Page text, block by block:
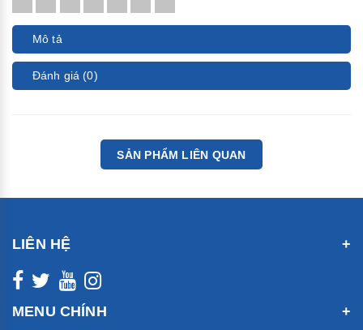
Mô tả
Đánh giá (0)
SẢN PHẨM LIÊN QUAN
LIÊN HỆ
MENU CHÍNH